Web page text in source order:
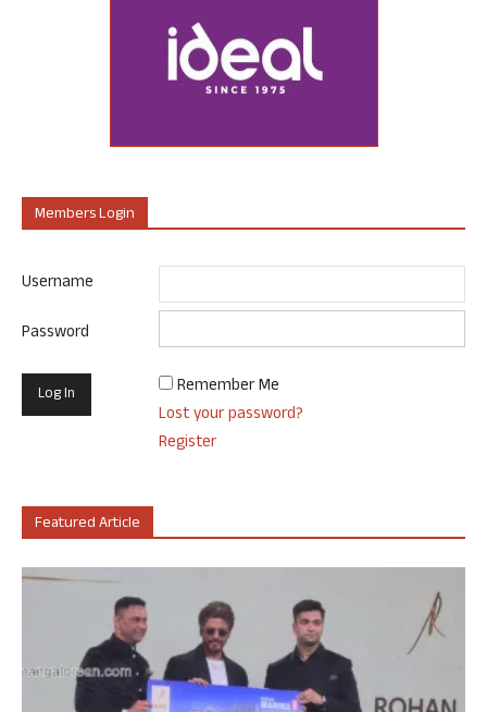
Members Login
Username
Password
Remember Me
Lost your password?
Register
Featured Article